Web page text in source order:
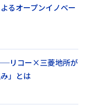
るオープンイノベー
リコー×三菱地所が
」とは